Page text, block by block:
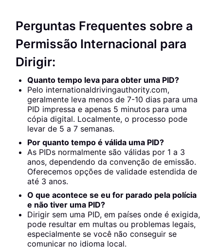
Perguntas Frequentes sobre a
Permissão Internacional para
Dirigir:
Quanto tempo leva para obter uma PID?
Pelo internationaldrivingauthority.com,
geralmente leva menos de 7-10 dias para uma
PID impressa e apenas 5 minutos para uma
cópia digital. Localmente, o processo pode
levar de 5 a 7 semanas.
Por quanto tempo é válida uma PID?
As PIDs normalmente são válidas por 1 a 3
anos, dependendo da convenção de emissão.
Oferecemos opções de validade estendida de
até 3 anos.
O que acontece se eu for parado pela polícia
e não tiver uma PID?
Dirigir sem uma PID, em países onde é exigida,
pode resultar em multas ou problemas legais,
especialmente se você não conseguir se
comunicar no idioma local.